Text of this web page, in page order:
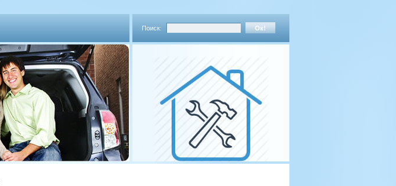
Поиск: